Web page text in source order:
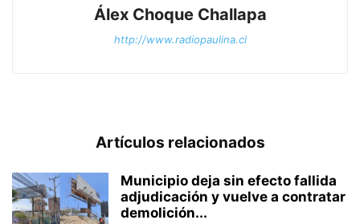
Álex Choque Challapa
http://www.radiopaulina.cl
Artículos relacionados
Municipio deja sin efecto fallida
adjudicación y vuelve a contratar
demolición...